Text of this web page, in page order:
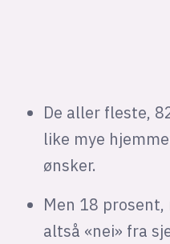
De aller fleste,
like mye
ønsker.
Men 18
altså «nei» fra